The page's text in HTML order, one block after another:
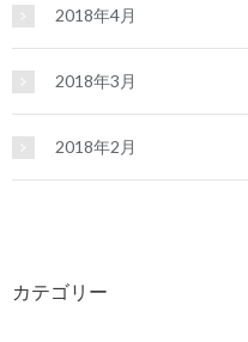
2018年4月
2018年3月
2018年2月
カテゴリー